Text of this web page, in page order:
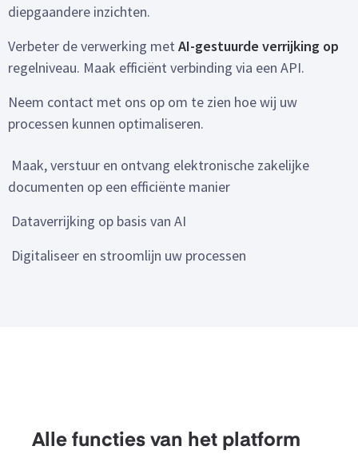
diepgaandere inzichten.
Verbeter de verwerking met AI-gestuurde verrijking op
regelniveau. Maak efficiënt verbinding via een API.
Neem contact met ons op om te zien hoe wij uw
processen kunnen optimaliseren.
Maak, verstuur en ontvang elektronische zakelijke
documenten op een efficiënte manier
Dataverrijking op basis van AI
Digitaliseer en stroomlijn uw processen
Alle functies van het platform